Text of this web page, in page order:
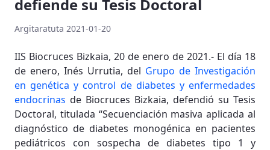
defiende su Tesis Doctoral
Argitaratuta 2021-01-20
IIS Biocruces Bizkaia, 20 de enero de 2021.- El día 18
de enero, Inés Urrutia, del Grupo de Investigación
en genética y control de diabetes y enfermedades
endocrinas de Biocruces Bizkaia, defendió su Tesis
Doctoral, titulada “Secuenciación masiva aplicada al
diagnóstico de diabetes monogénica en pacientes
pediátricos con sospecha de diabetes tipo 1 y